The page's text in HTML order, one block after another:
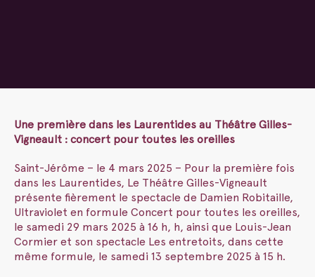
Une première dans les Laurentides au Théâtre Gilles-
Vigneault : concert pour toutes les oreilles
Saint-Jérôme – le 4 mars 2025 – Pour la première fois
dans les Laurentides, Le Théâtre Gilles-Vigneault
présente fièrement le spectacle de Damien Robitaille,
Ultraviolet en formule Concert pour toutes les oreilles,
le samedi 29 mars 2025 à 16 h, h, ainsi que Louis-Jean
Cormier et son spectacle Les entretoits, dans cette
même formule, le samedi 13 septembre 2025 à 15 h.